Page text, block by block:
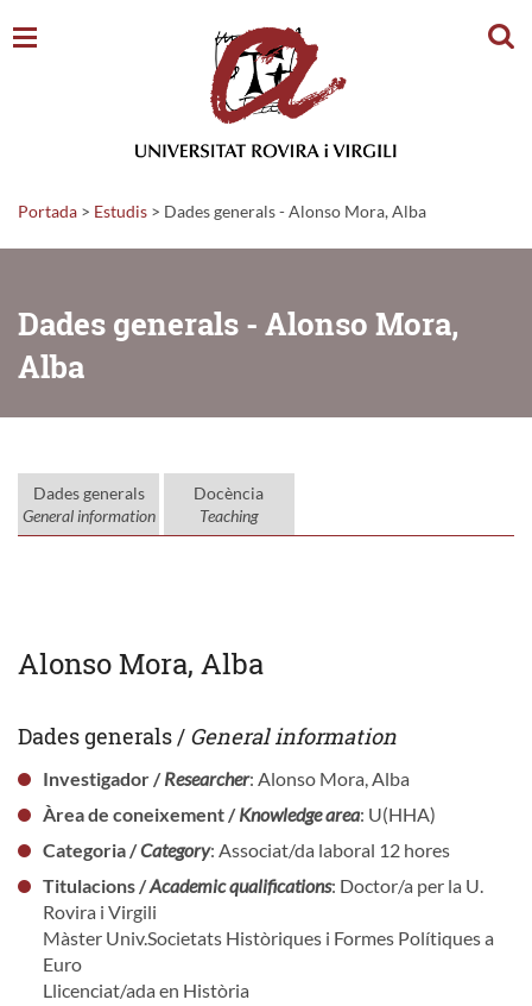
Portada > Estudis > Dades generals - Alonso Mora, Alba
Dades generals - Alonso Mora,
Alba
Dades generals
General information
Docència
Teaching
Alonso Mora, Alba
Dades generals / General information
Investigador /Researcher: Alonso Mora, Alba
Àrea de coneixement /Knowledge area: U(HHA)
Categoria /Category: Associat/da laboral 12 hores
Titulacions /Academic qualifications: Doctor/a per la U.
Rovira i Virgili
Màster Univ.Societats Històriques i Formes Polítiques a
Euro
Llicenciat/ada en Història